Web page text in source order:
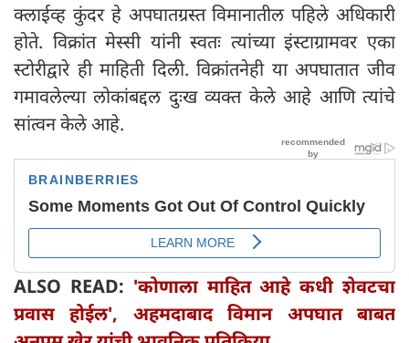
क्लाईव्ह कुंदर हे अपघातग्रस्त विमानातील पहिले अधिकारी
होते. विक्रांत मेस्सी यांनी स्वतः त्यांच्या इंस्टाग्रामवर एका
स्टोरीद्वारे ही माहिती दिली. विक्रांतनेही या अपघातात जीव
गमावलेल्या लोकांबद्दल दुःख व्यक्त केले आहे आणि त्यांचे
सांत्वन केले आहे.
ALSO READ: 'कोणाला माहित आहे कधी शेवटचा
प्रवास होईल', अहमदाबाद विमान अपघात बाबत